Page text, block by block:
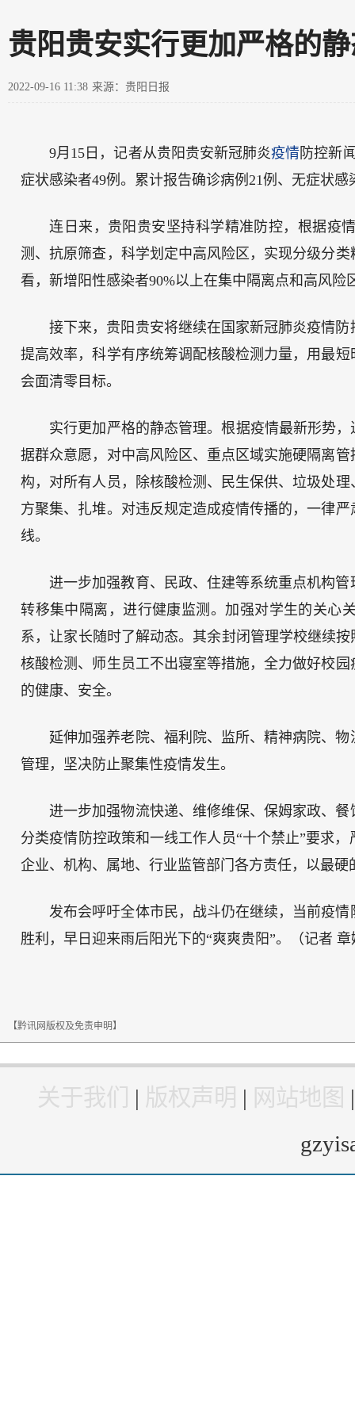
贵阳贵安实行更加严格的
2022-09-16 11:38 来源：贵阳日报
9月15日，记者从贵阳贵安新冠肺炎疫情防控新
症状感染者49例。累计报告确诊病例21例、无症状感
连日来，贵阳贵安坚持科学精准防控，根据疫
测、抗原筛查，科学划定中高风险区，实现分级分
看，新增阳性感染者90%以上在集中隔离点和高风
接下来，贵阳贵安将继续在国家新冠肺炎疫情防
提高效率，科学有序统筹调配核酸检测力量，用最
会面清零目标。
实行更加严格的静态管理。根据疫情最新形势
据群众意愿，对中高风险区、重点区域实施硬隔离
构，对所有人员，除核酸检测、民生保供、垃圾处
方聚集、扎堆。对违反规定造成疫情传播的，一律
线。
进一步加强教育、民政、住建等系统重点机构
转移集中隔离，进行健康监测。加强对学生的关心
系，让家长随时了解动态。其余封闭管理学校继续
核酸检测、师生员工不出寝室等措施，全力做好校
的健康、安全。
延伸加强养老院、福利院、监所、精神病院、
管理，坚决防止聚集性疫情发生。
进一步加强物流快递、维修维保、保姆家政、
分类疫情防控政策和一线工作人员“十个禁止”要求
企业、机构、属地、行业监管部门各方责任，以最
发布会呼吁全体市民，战斗仍在继续，当前疫
胜利，早日迎来雨后阳光下的“爽爽贵阳”。（记者 章
【黔讯网版权及免责申明】
关于我们 | 版权声明 | 网站地图